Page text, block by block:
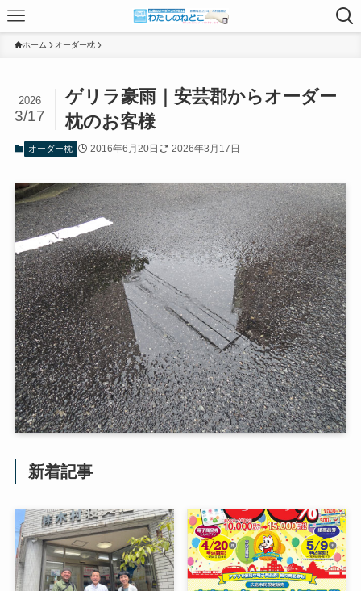
ホーム オーダー枕
ゲリラ豪雨｜安芸郡からオーダー
枕のお客様
2026
3/17
オーダー枕 2016年6月20日 2026年3月17日
新着記事